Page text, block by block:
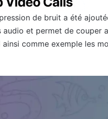
de bruit a été
et permet de couper
comme exemple les